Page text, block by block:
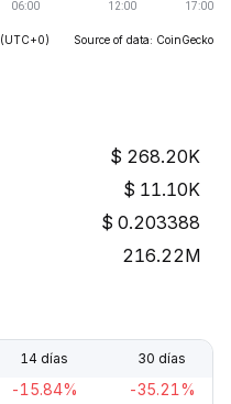
(UTC+0) Source of data: CoinGecko
268.20K
11.10K
0.203388
216.22M
14 días 30 días
-15.84% -35.21%